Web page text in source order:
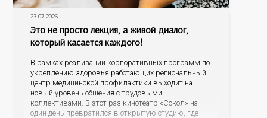
23.07.2026
Это не просто лекция, а живой диалог,
который касается каждого!
В рамках реализации корпоративных программ по
укреплению здоровья работающих региональный
центр медицинской профилактики выходит на
новый уровень общения с трудовыми
коллективами. В этот раз кинотеатр «Сокол» на
один день превратился в открытую студию, где